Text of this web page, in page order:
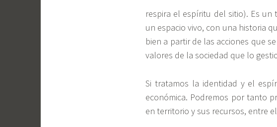
respira el espíritu del sitio). Es
un espacio vivo, con una historia
bien a partir de las acciones que
valores de la sociedad que lo
Si tratamos la identidad y el
económica. Podremos por tanto
en territorio y sus recursos, entre